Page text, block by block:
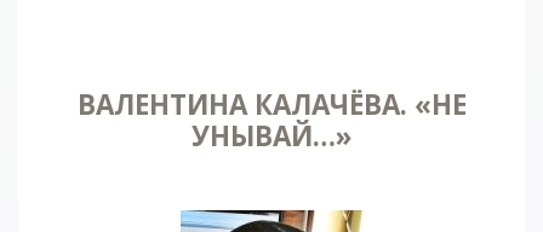
ВАЛЕНТИНА КАЛАЧЁВА. «НЕ
УНЫВАЙ…»